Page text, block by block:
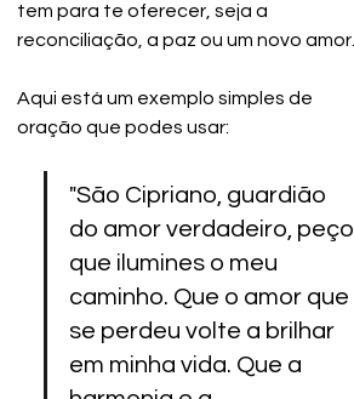
tem para te oferecer, seja a
reconciliação, a paz ou um novo amor.
Aqui está um exemplo simples de
oração que podes usar:
"São Cipriano, guardião
do amor verdadeiro, peço
que ilumines o meu
caminho. Que o amor que
se perdeu volte a brilhar
em minha vida. Que a